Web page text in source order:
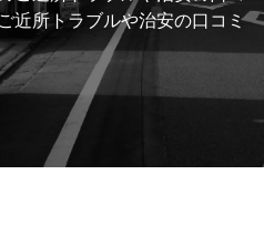
近所トラブルや治安の口コミ